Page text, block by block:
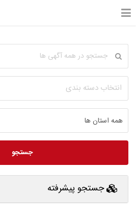
انتخاب دسته بندی
جستجو
جستجو پیشرفته